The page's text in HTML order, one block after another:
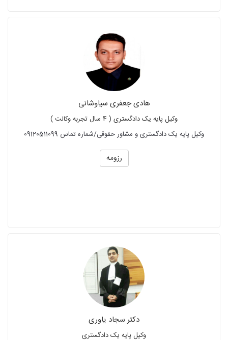
هادی جعفری سیاوشانی
وکیل پایه یک دادگستری ( 4 سال تجربه وکالت )
وکیل پایه یک دادگستری و مشاور حقوقی/شماره تماس 09120511099
رزومه
دکتر سجاد یاوری
وکیل پایه یک دادگستری